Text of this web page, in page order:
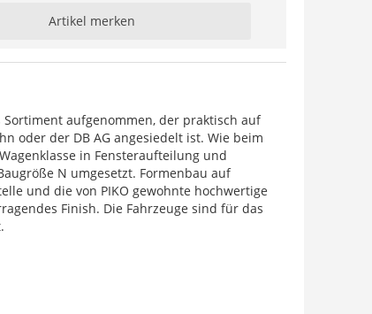
Artikel merken
aufgenommen, der praktisch auf
oder der DB AG angesiedelt ist. Wie beim
in Fensteraufteilung und
N umgesetzt. Formenbau auf
und die von PIKO gewohnte hochwertige
Finish. Die Fahrzeuge sind für das